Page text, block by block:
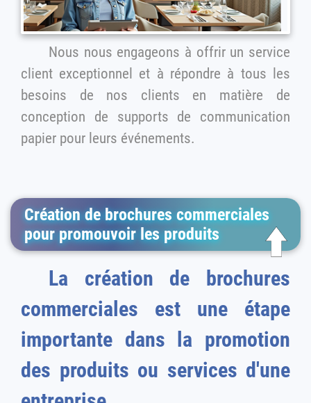
Nous nous engageons à offrir un service
client exceptionnel et à répondre à tous les
besoins de nos clients en matière de
conception de supports de communication
papier pour leurs événements.
Création de brochures commerciales
pour promouvoir les produits
La création de brochures
commerciales est une étape
importante dans la promotion
des produits ou services d'une